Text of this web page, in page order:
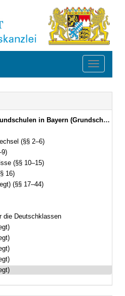
Toggle
– GrSO) Vom 11. September 2008 GVBl. S. 684) BayRS 2232-2-K (§§ 1–44)
(§§ 2–6)
(§§ 10–15)
16)
(§§ 17–44)
die Deutschklassen